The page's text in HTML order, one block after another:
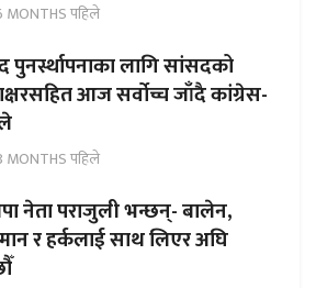
MONTHS पहिले
लागि सांसदको
आज सर्वोच्च जाँदै कांग्रेस-
MONTHS पहिले
नेता पराजुली भन्छन्- बालेन,
र हर्कलाई साथ लिएर अघि